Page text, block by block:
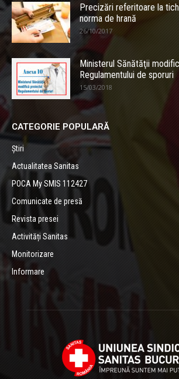
Precizări referitoare la
norma de hrană
26/10/2017
Ministerul Sănătăţii
Regulamentului de sporuri
15/03/2018
CATEGORIE POPULARĂ
Știri
Actualitatea Sanitas
POCA My SMIS 112427
Comunicate de presă
Revista presei
Activități Sanitas
Monitorizare
Informare